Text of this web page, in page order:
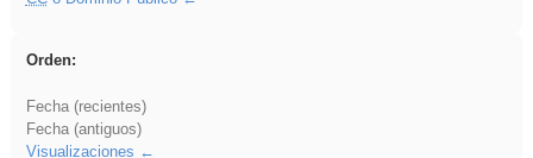
Orden:
Fecha (recientes)
Fecha (antiguos)
Visualizaciones